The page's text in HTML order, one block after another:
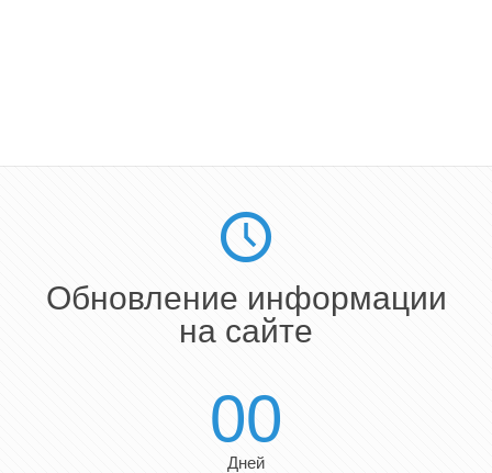
Обновление информации
на сайте
00
Дней